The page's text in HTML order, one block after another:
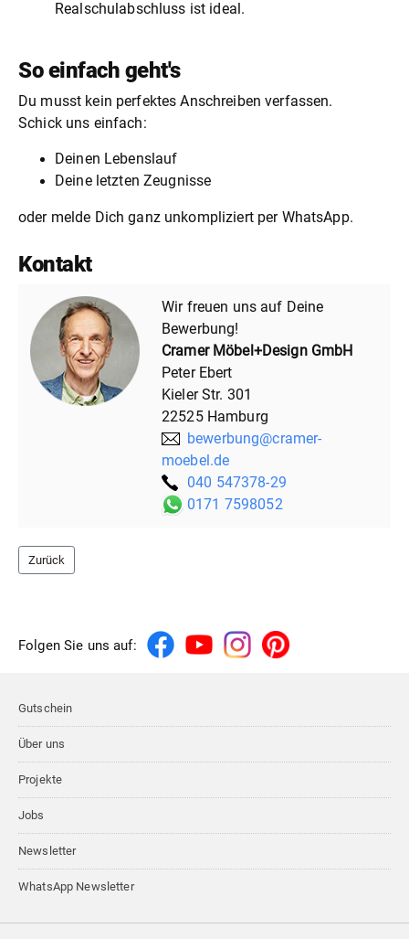
Realschulabschluss ist ideal.
So einfach geht's
Du musst kein perfektes Anschreiben verfassen.
Schick uns einfach:
Deinen Lebenslauf
Deine letzten Zeugnisse
oder melde Dich ganz unkompliziert per WhatsApp.
Kontakt
Wir freuen uns auf Deine
Bewerbung!
Cramer Möbel+Design GmbH
Peter Ebert
Kieler Str. 301
22525 Hamburg
bewerbung@cramer-
moebel.de
040 547378-29
0171 7598052
Zurück
Folgen Sie uns auf:
Gutschein
Über uns
Projekte
Jobs
Newsletter
WhatsApp Newsletter